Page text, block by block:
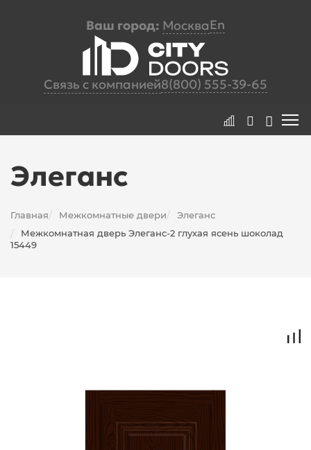
Ваш город: МоскваEn
Связь с компанией8(800) 555-39-65
Элеганс
Главная/ Межкомнатные двери/ Элеганс
/
Межкомнатная дверь Элеганс-2 глухая ясень шоколад
15449